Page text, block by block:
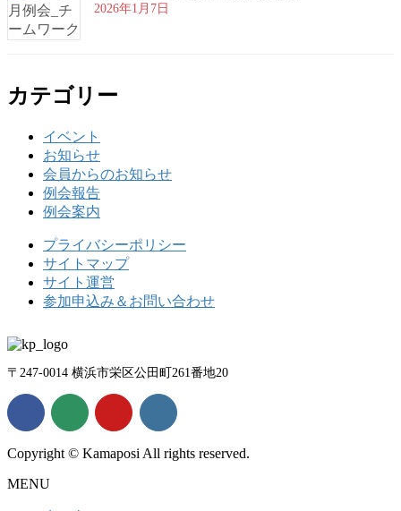
2026年1月7日
カテゴリー
イベント
お知らせ
会員からのお知らせ
例会報告
例会案内
プライバシーポリシー
サイトマップ
サイト運営
参加申込み＆お問い合わせ
〒247-0014 横浜市栄区公田町261番地20
Copyright © Kamaposi All rights reserved.
MENU